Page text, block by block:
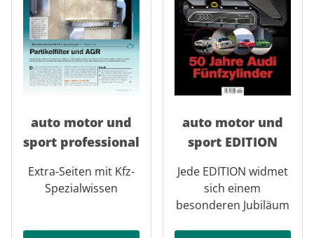
auto motor und
sport professional
Extra-Seiten mit Kfz-
Spezialwissen
auto motor und
sport EDITION
Jede EDITION widmet
sich einem
besonderen Jubiläum